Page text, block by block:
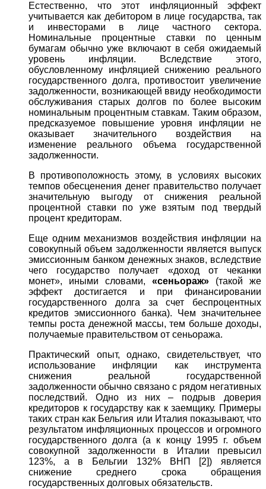
Естественно, что этот инфляционный эффект
учитывается как дебитором в лице государства, так
и инвесторами в лице частного сектора.
Номинальные процентные ставки по ценным
бумагам обычно уже включают в себя ожидаемый
уровень инфляции. Вследствие этого,
обусловленному инфляцией снижению реального
государственного долга, противостоит увеличение
задолженности, возникающей ввиду необходимости
обслуживания старых долгов по более высоким
номинальным процентным ставкам. Таким образом,
предсказуемое повышение уровня инфляции не
оказывает значительного воздействия на
изменение реального объема государственной
задолженности.
В противоположность этому, в условиях высоких
темпов обесценения денег правительство получает
значительную выгоду от снижения реальной
процентной ставки по уже взятым под твердый
процент кредиторам.
Еще одним механизмов воздействия инфляции на
совокупный объем задолженности является выпуск
эмиссионным банком денежных знаков, вследствие
чего государство получает «доход от чеканки
монет», иными словами, «сеньораж» (такой же
эффект достигается и при финансировании
государственного долга за счет беспроцентных
кредитов эмиссионного банка). Чем значительнее
темпы роста денежной массы, тем больше доходы,
получаемые правительством от сеньоража.
Практический опыт, однако, свидетельствует, что
использование инфляции как инструмента
снижения реальной государственной
задолженности обычно связано с рядом негативных
последствий. Одно из них – подрыв доверия
кредиторов к государству как к заемщику. Примеры
таких стран как Бельгия или Италия показывают, что
результатом инфляционных процессов и огромного
государственного долга (а к концу 1995 г. объем
совокупной задолженности в Италии превысил
123%, а в Бельгии 132% ВНП [2]) является
снижение среднего срока обращения
государственных долговых обязательств.